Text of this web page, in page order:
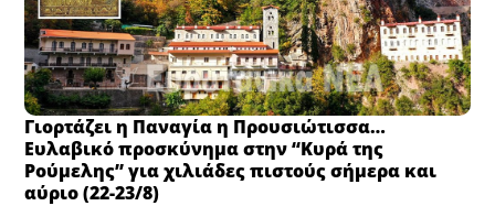
Γιορτάζει η Παναγία η Προυσιώτισσα…
Eυλαβικό προσκύνημα στην “Κυρά της
Ρούμελης” για χιλιάδες πιστούς σήμερα και
αύριο (22-23/8)